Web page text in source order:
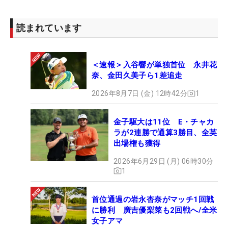
読まれています
＜速報＞入谷響が単独首位 永井花
奈、金田久美子ら1差追走
2026年8月7日 (金) 12時42分 1
金子駆大は11位 E・チャカ
ラが2連勝で通算3勝目、全英
出場権も獲得
2026年6月29日 (月) 06時30分
1
首位通過の岩永杏奈がマッチ1回戦
に勝利 廣吉優梨菜も2回戦へ/全米
女子アマ